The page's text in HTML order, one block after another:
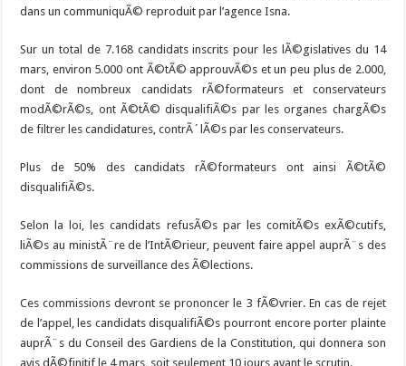
dans un communiquÃ© reproduit par l’agence Isna.
Sur un total de 7.168 candidats inscrits pour les lÃ©gislatives du 14
mars, environ 5.000 ont Ã©tÃ© approuvÃ©s et un peu plus de 2.000,
dont de nombreux candidats rÃ©formateurs et conservateurs
modÃ©rÃ©s, ont Ã©tÃ© disqualifiÃ©s par les organes chargÃ©s
de filtrer les candidatures, contrÃ´lÃ©s par les conservateurs.
Plus de 50% des candidats rÃ©formateurs ont ainsi Ã©tÃ©
disqualifiÃ©s.
Selon la loi, les candidats refusÃ©s par les comitÃ©s exÃ©cutifs,
liÃ©s au ministÃ¨re de l’IntÃ©rieur, peuvent faire appel auprÃ¨s des
commissions de surveillance des Ã©lections.
Ces commissions devront se prononcer le 3 fÃ©vrier. En cas de rejet
de l’appel, les candidats disqualifiÃ©s pourront encore porter plainte
auprÃ¨s du Conseil des Gardiens de la Constitution, qui donnera son
avis dÃ©finitif le 4 mars, soit seulement 10 jours avant le scrutin.